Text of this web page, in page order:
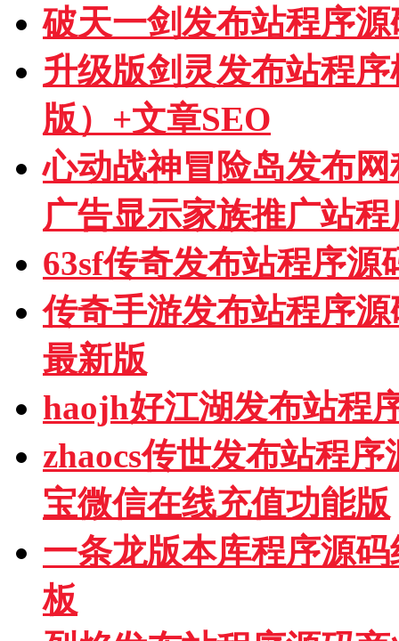
破天一剑发布站程序
升级版剑灵发布站程
版）+文章SEO
心动战神冒险岛发布
广告显示家族推广站程
63sf传奇发布站程序
传奇手游发布站程序
最新版
haojh好江湖发布站程
zhaocs传世发布站程
宝微信在线充值功能版
一条龙版本库程序源
板